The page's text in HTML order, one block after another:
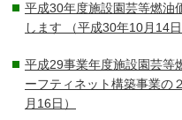
平成30年度施設園芸等燃油
します （平成30年10月14日
平成29事業年度施設園芸等
ーフティネット構築事業の
月16日）